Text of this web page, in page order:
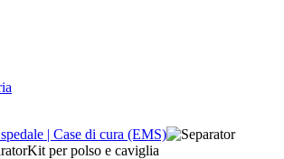
| Case di cura (EMS)
Kit per polso e caviglia